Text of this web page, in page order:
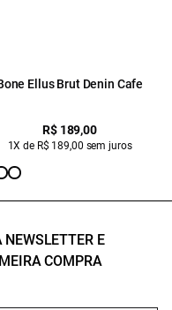
Ellus Brut Denin Cafe
R$ 189,00
1X de R$ 189,00 sem juros
NEWSLETTER E
COMPRA